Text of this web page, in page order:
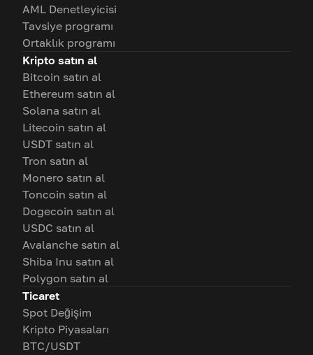
AML Denetleyicisi
Tavsiye programı
Ortaklık programı
Kripto satın al
Bitcoin satın al
Ethereum satın al
Solana satın al
Litecoin satın al
USDT satın al
Tron satın al
Monero satın al
Toncoin satın al
Dogecoin satın al
USDC satın al
Avalanche satın al
Shiba Inu satın al
Polygon satın al
Ticaret
Spot Değişim
Kripto Piyasaları
BTC/USDT